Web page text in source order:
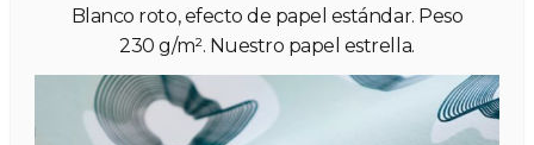
Blanco roto, efecto de papel estándar. Peso
230 g/m². Nuestro papel estrella.